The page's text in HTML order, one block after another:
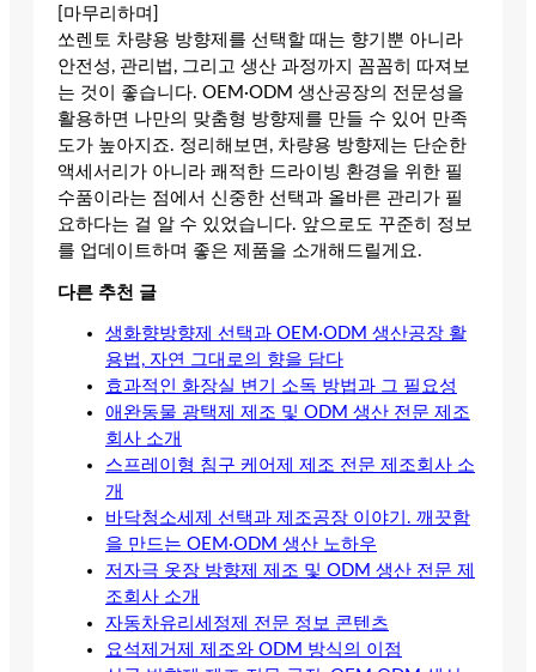
[마무리하며]
쏘렌토 차량용 방향제를 선택할 때는 향기뿐 아니라
안전성, 관리법, 그리고 생산 과정까지 꼼꼼히 따져보
는 것이 좋습니다. OEM·ODM 생산공장의 전문성을
활용하면 나만의 맞춤형 방향제를 만들 수 있어 만족
도가 높아지죠. 정리해보면, 차량용 방향제는 단순한
액세서리가 아니라 쾌적한 드라이빙 환경을 위한 필
수품이라는 점에서 신중한 선택과 올바른 관리가 필
요하다는 걸 알 수 있었습니다. 앞으로도 꾸준히 정보
를 업데이트하며 좋은 제품을 소개해드릴게요.
다른 추천 글
생화향방향제 선택과 OEM·ODM 생산공장 활
용법, 자연 그대로의 향을 담다
효과적인 화장실 변기 소독 방법과 그 필요성
애완동물 광택제 제조 및 ODM 생산 전문 제조
회사 소개
스프레이형 침구 케어제 제조 전문 제조회사 소
개
바닥청소세제 선택과 제조공장 이야기. 깨끗함
을 만드는 OEM·ODM 생산 노하우
저자극 옷장 방향제 제조 및 ODM 생산 전문 제
조회사 소개
자동차유리세정제 전문 정보 콘텐츠
요석제거제 제조와 ODM 방식의 이점